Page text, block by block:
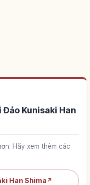
Kunisaki Han
Hãy xem thêm các
Han Shima↗